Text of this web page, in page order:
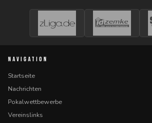
NAVIGATION
Startseite
Nachrichten
Pokalwettbewerbe
Vereinslinks